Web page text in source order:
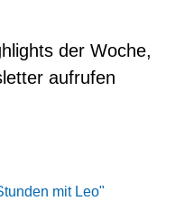
der Woche,
aufrufen